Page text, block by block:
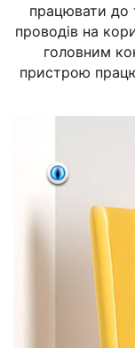
працювати до
проводів на
головним
пристрою